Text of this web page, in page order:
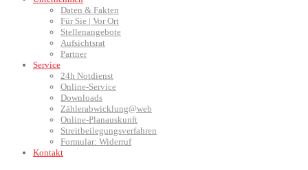
Daten & Fakten
Für Sie | Vor Ort
Stellenangebote
Aufsichtsrat
Partner
Service
24h Notdienst
Online-Service
Downloads
Zählerabwicklung@web
Online-Planauskunft
Streitbeilegungsverfahren
Formular: Widerruf
Kontakt